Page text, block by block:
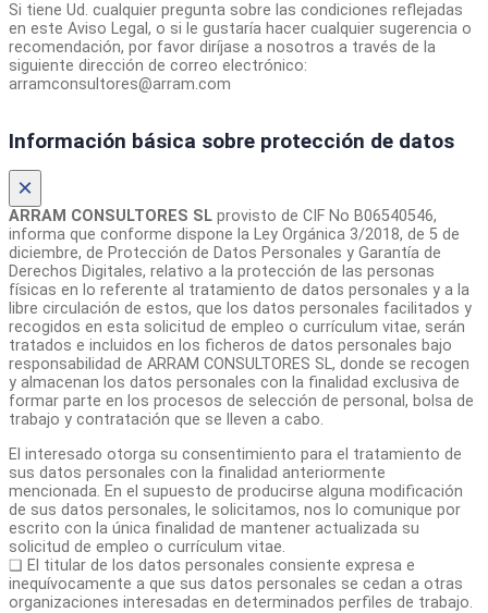
Si tiene Ud. cualquier pregunta sobre las condiciones reflejadas
en este Aviso Legal, o si le gustaría hacer cualquier sugerencia o
recomendación, por favor diríjase a nosotros a través de la
siguiente dirección de correo electrónico:
arramconsultores@arram.com
Información básica sobre protección de datos
×
ARRAM CONSULTORES SL provisto de CIF No B06540546,
informa que conforme dispone la Ley Orgánica 3/2018, de 5 de
diciembre, de Protección de Datos Personales y Garantía de
Derechos Digitales, relativo a la protección de las personas
físicas en lo referente al tratamiento de datos personales y a la
libre circulación de estos, que los datos personales facilitados y
recogidos en esta solicitud de empleo o currículum vitae, serán
tratados e incluidos en los ficheros de datos personales bajo
responsabilidad de ARRAM CONSULTORES SL, donde se recogen
y almacenan los datos personales con la finalidad exclusiva de
formar parte en los procesos de selección de personal, bolsa de
trabajo y contratación que se lleven a cabo.
El interesado otorga su consentimiento para el tratamiento de
sus datos personales con la finalidad anteriormente
mencionada. En el supuesto de producirse alguna modificación
de sus datos personales, le solicitamos, nos lo comunique por
escrito con la única finalidad de mantener actualizada su
solicitud de empleo o currículum vitae.
❏ El titular de los datos personales consiente expresa e
inequívocamente a que sus datos personales se cedan a otras
organizaciones interesadas en determinados perfiles de trabajo.